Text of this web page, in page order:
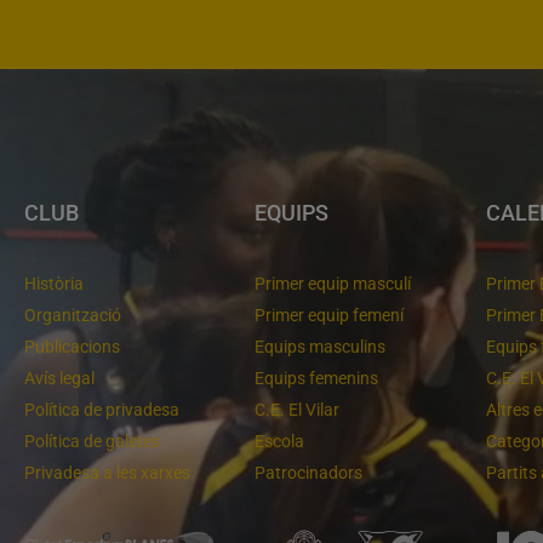
CLUB
Història
Organització
Publicacions
Avís legal
Política de privadesa
Política de galetes
Privadesa a les xarxes
EQUIPS
Primer equip masculí
Primer equip femení
Equips masculins
Equips femenins
C.E. El Vilar
Escola
Patrocinadors
Primer
Primer
Equips
C.E. El
Altres
Partits
lluitant pel primer lloc Molt bona imatge de l'equip